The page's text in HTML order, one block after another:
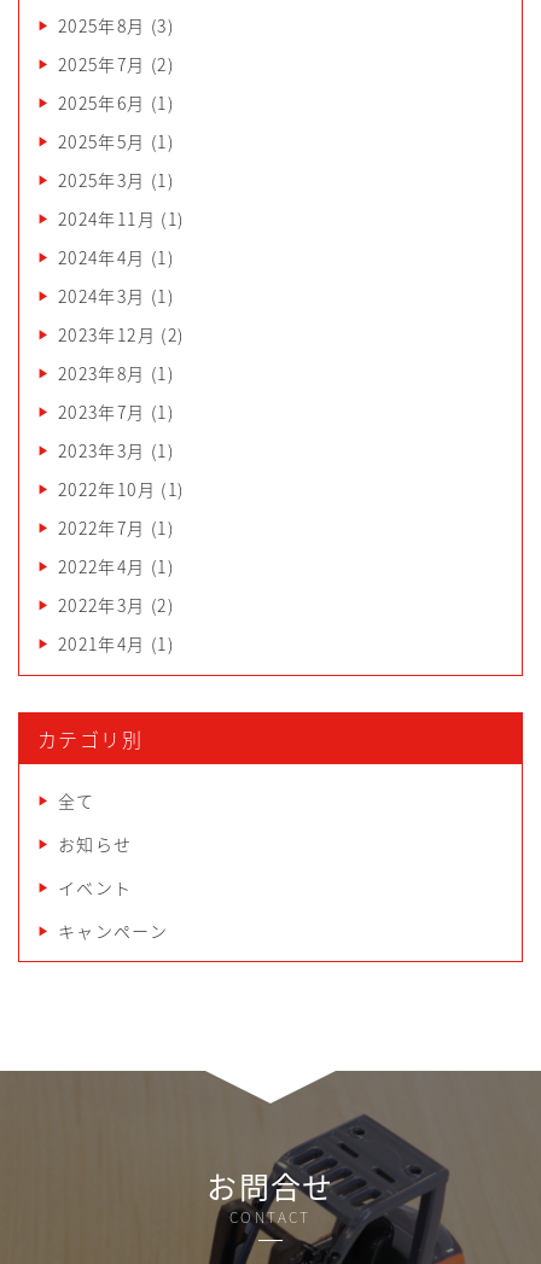
2025年8月 (3)
2025年7月 (2)
2025年6月 (1)
2025年5月 (1)
2025年3月 (1)
2024年11月 (1)
2024年4月 (1)
2024年3月 (1)
2023年12月 (2)
2023年8月 (1)
2023年7月 (1)
2023年3月 (1)
2022年10月 (1)
2022年7月 (1)
2022年4月 (1)
2022年3月 (2)
2021年4月 (1)
カテゴリ別
全て
お知らせ
イベント
キャンペーン
お問合せ
CONTACT